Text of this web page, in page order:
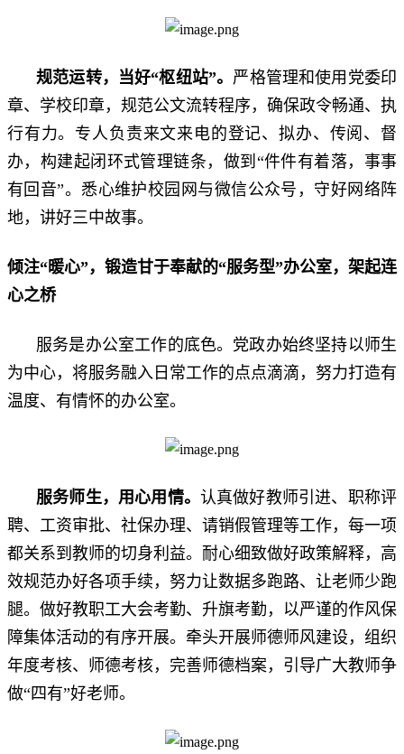
规范运转，当好“枢纽站”。 严格管理和使用党委印
章、学校印章，规范公文流转程序，确保政令畅通、执
行有力。专人负责来文来电的登记、拟办、传阅、督
办，构建起闭环式管理链条，做到“件件有着落，事事
有回音”。悉心维护校园网与微信公众号，守好网络阵
地，讲好三中故事。
倾注“暖心”，锻造甘于奉献的“服务型”办公室，架起连
心之桥
服务是办公室工作的底色。党政办始终坚持以师生
为中心，将服务融入日常工作的点点滴滴，努力打造有
温度、有情怀的办公室。
服务师生，用心用情。 认真做好教师引进、职称评
聘、工资审批、社保办理、请销假管理等工作，每一项
都关系到教师的切身利益。耐心细致做好政策解释，高
效规范办好各项手续，努力让数据多跑路、让老师少跑
腿。做好教职工大会考勤、升旗考勤，以严谨的作风保
障集体活动的有序开展。牵头开展师德师风建设，组织
年度考核、师德考核，完善师德档案，引导广大教师争
做“四有”好老师。